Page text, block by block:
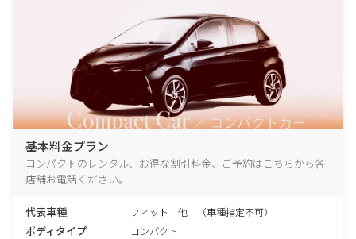
基本料金プラン
コンパクトのレンタル、お得な割引料金、ご予約はこちらから各
店舗お電話ください。
代表車種 フィット 他 （車種指定不可）
ボディタイプ コンパクト